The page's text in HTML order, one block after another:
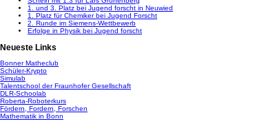
1. und 3. Platz bei Jugend forscht in Neuwied
1. Platz für Chemiker bei Jugend Forscht
2. Runde im Siemens-Wettbewerb
Erfolge in Physik bei Jugend forscht
Neueste Links
Bonner Matheclub
Schüler-Krypto
Simulab
Talentschool der Fraunhofer Gesellschaft
DLR-Schoolab
Roberta-Roboterkurs
Fördern, Fordern, Forschen
Mathematik in Bonn